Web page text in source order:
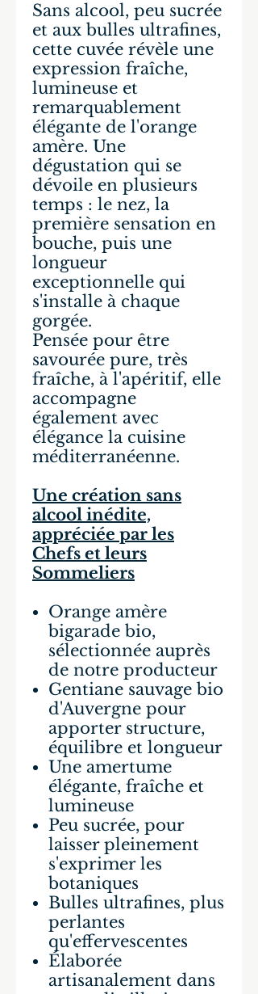
Sans alcool, peu sucrée
et aux bulles ultrafines,
cette cuvée révèle une
expression fraîche,
lumineuse et
remarquablement
élégante de l'orange
amère. Une
dégustation qui se
dévoile en plusieurs
temps : le nez, la
première sensation en
bouche, puis une
longueur
exceptionnelle qui
s'installe à chaque
gorgée.
Pensée pour être
savourée pure, très
fraîche, à l'apéritif, elle
accompagne
également avec
élégance la cuisine
méditerranéenne.
Une création sans
alcool inédite,
appréciée par les
Chefs et leurs
Sommeliers
Orange amère
bigarade bio,
sélectionnée auprès
de notre producteur
Gentiane sauvage bio
d'Auvergne pour
apporter structure,
équilibre et longueur
Une amertume
élégante, fraîche et
lumineuse
Peu sucrée, pour
laisser pleinement
s'exprimer les
botaniques
Bulles ultrafines, plus
perlantes
qu'effervescentes
Élaborée
artisanalement dans